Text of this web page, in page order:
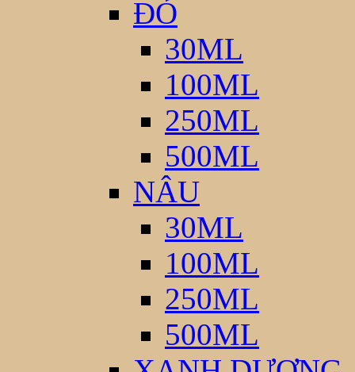
ĐỎ
30ML
100ML
250ML
500ML
NÂU
30ML
100ML
250ML
500ML